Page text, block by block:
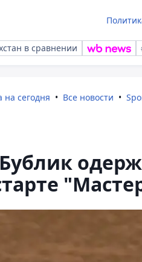
в сравнении
на сегодня Все новости